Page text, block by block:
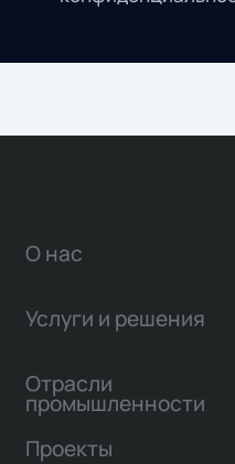
О нас
Услуги и решения
Отрасли
промышленности
Проекты